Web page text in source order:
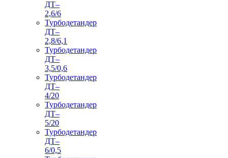
ДТ–
2,6/6
Турбодетандер
ДТ–
2,8/6,1
Турбодетандер
ДТ–
3,5/0,6
Турбодетандер
ДТ–
4/20
Турбодетандер
ДТ–
5/20
Турбодетандер
ДТ–
6/0,5